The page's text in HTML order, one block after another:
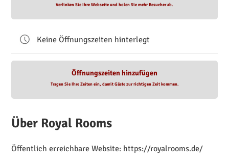
Verlinken Sie Ihre Webseite und holen Sie mehr Besucher ab.
Keine Öffnungszeiten hinterlegt
Öffnungszeiten hinzufügen
Tragen Sie Ihre Zeiten ein, damit Gäste zur richtigen Zeit kommen.
Über Royal Rooms
Öffentlich erreichbare Website: https://royalrooms.de/